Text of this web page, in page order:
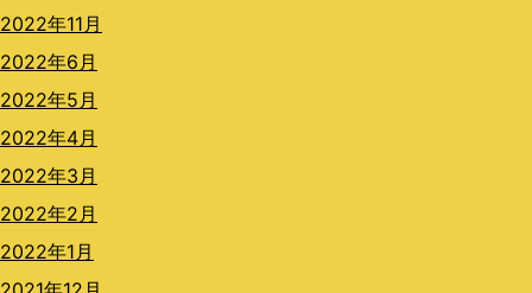
2022年11月
2022年6月
2022年5月
2022年4月
2022年3月
2022年2月
2022年1月